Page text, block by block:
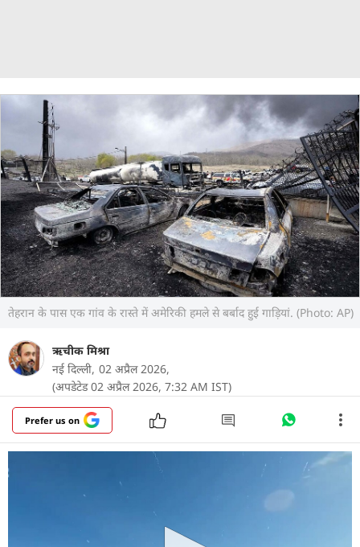
तेहरान के पास एक गांव के रास्ते में अमेरिकी हमले से बर्बाद हुई गाड़ियां. (Photo: AP)
ऋचीक मिश्रा
नई दिल्ली, 02 अप्रैल 2026,
(अपडेटेड 02 अप्रैल 2026, 7:32 AM IST)
Prefer us on
अमेरिका और ईरान के बीच चल रही जंग में हवाई हमले,
मिसाइलें, ड्रोन और समुद्री हथियारों का भारी इस्तेमाल हुआ.
जंग सिर्फ कुछ हफ्तों की रही, लेकिन इसमें दोनों तरफ से